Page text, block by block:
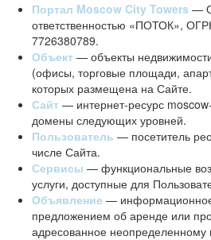
Портал Moscow City Towers —
ответственностью «ПОТОК»,
7726380789.
Объект — объекты
(офисы, торговые площади,
которых размещена на Сайте.
Сайт — интернет-ресурс
домены следующих уровней.
Пользователь — посетитель
числе Сайта.
Сервисы — функциональные
услуги, доступные для
Объявление —
предложением об аренде или
адресованное неопределенному